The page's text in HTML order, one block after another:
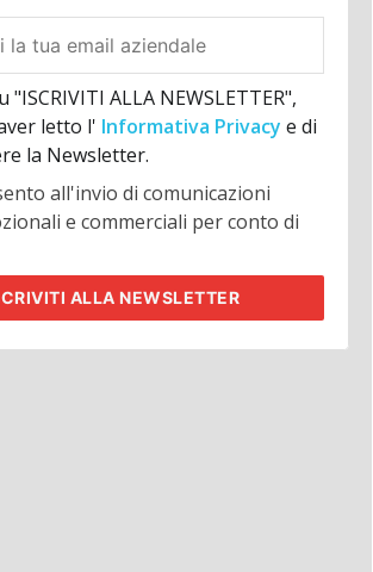
"ISCRIVITI ALLA NEWSLETTER",
letto l' Informativa Privacy e di
la Newsletter.
all'invio di comunicazioni
e commerciali per conto di
ALLA NEWSLETTER